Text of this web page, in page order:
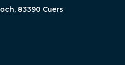
83390 Cuers